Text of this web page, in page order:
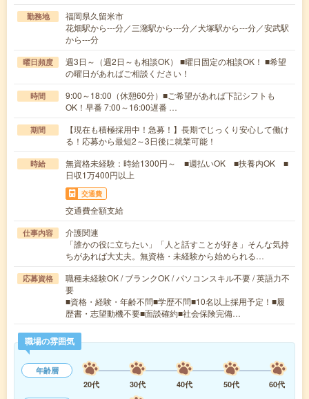
勤務地
福岡県久留米市
花畑駅から---分／三潴駅から---分／犬塚駅から---分／安武駅
から---分
曜日頻度
週3日～（週2日～も相談OK） ■曜日固定の相談OK！ ■希望
の曜日があればご相談ください！
時間
9:00～18:00（休憩60分）■ご希望があれば下記シフトも
OK！早番 7:00～16:00遅番 …
期間
【現在も積極採用中！急募！】長期でじっくり安心して働け
る！応募から最短2～3日後に就業可能！
時給
無資格未経験：時給1300円～ ■週払いOK ■扶養内OK ■
日収1万400円以上
交通費
交通費全額支給
仕事内容
介護関連
「誰かの役に立ちたい」「人と話すことが好き」そんな気持
ちがあれば大丈夫。無資格・未経験から始められる…
応募資格
職種未経験OK / ブランクOK / パソコンスキル不要 / 英語力不
要
■資格・経験・年齢不問■学歴不問■10名以上採用予定！■履
歴書・志望動機不要■面談確約■社会保険完備…
職場の雰囲気
年齢層
20代
30代 40代 50代
60代